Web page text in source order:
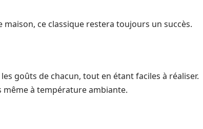
maison, ce classique restera toujours un succès.
goûts de chacun, tout en étant faciles à réaliser.
même à température ambiante.